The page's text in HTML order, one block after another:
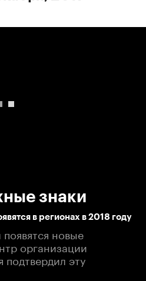
знаки
в регионах в 2018 году
новые
организации
эту